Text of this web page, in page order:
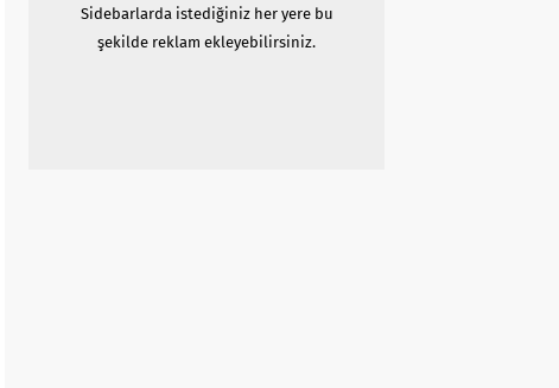
Sidebarlarda istediğiniz her yere bu
şekilde reklam ekleyebilirsiniz.